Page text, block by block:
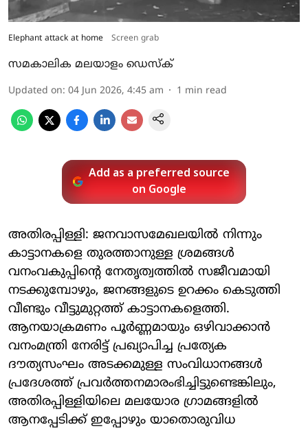
Elephant attack at home Screen grab
സമകാലിക മലയാളം ഡെസ്ക്
Updated on: 04 Jun 2026, 4:45 am 1 min read
Add as a preferred source
on Google
അതിരപ്പിള്ളി: ജനവാസമേഖലയിൽ നിന്നും
കാട്ടാനകളെ തുരത്താനുള്ള ശ്രമങ്ങൾ
വനംവകുപ്പിന്റെ നേതൃത്വത്തിൽ സജീവമായി
നടക്കുമ്പോഴും, ജനങ്ങളുടെ ഉറക്കം കെടുത്തി
വീണ്ടും വീട്ടുമുറ്റത്ത് കാട്ടാനകളെത്തി.
ആനയാക്രമണം പൂർണ്ണമായും ഒഴിവാക്കാൻ
വനംമന്ത്രി നേരിട്ട് പ്രഖ്യാപിച്ച പ്രത്യേക
ദൗത്യസംഘം അടക്കമുള്ള സംവിധാനങ്ങൾ
പ്രദേശത്ത് പ്രവർത്തനമാരംഭിച്ചിട്ടുണ്ടെങ്കിലും,
അതിരപ്പിള്ളിയിലെ മലയോര ഗ്രാമങ്ങളിൽ
ആനപ്പേടിക്ക് ഇപ്പോഴും യാതൊരുവിധ